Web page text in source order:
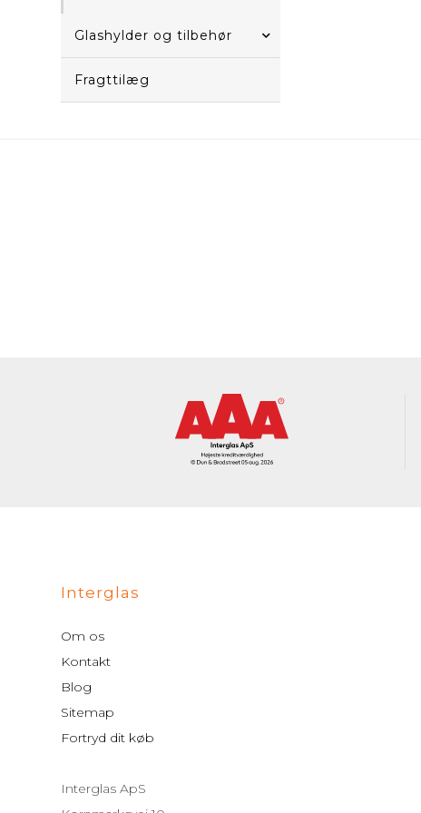
Glashylder og tilbehør
Fragttilæg
Interglas
Om os
Kontakt
Blog
Sitemap
Fortryd dit køb
Interglas ApS